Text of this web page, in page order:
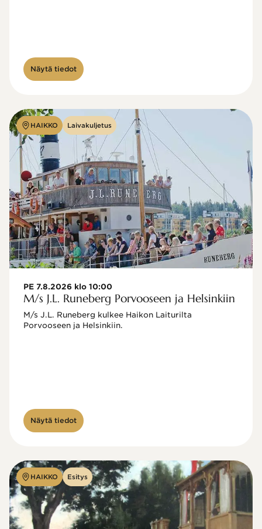
Näytä tiedot
HAIKKO Laivakuljetus
PE 7.8.2026 klo 10:00
M/s J.L. Runeberg Porvooseen ja Helsinkiin
M/s J.L. Runeberg kulkee Haikon Laiturilta
Porvooseen ja Helsinkiin.
Näytä tiedot
HAIKKO Esitys